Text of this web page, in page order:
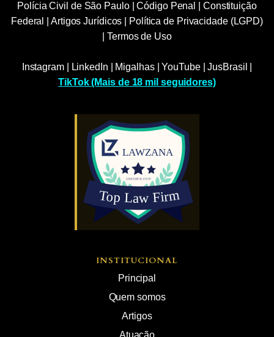
Polícia Civil de São Paulo|Código Penal
Constituição
Federal
Artigos Jurídicos
Política de Privacidade (LGPD)
|Termos de Uso
Instagram| LinkedIn Migalhas|YouTube|JusBrasil
TikTok (Mais de 18 mil seguidores)
INSTITUCIONAL
Principal
Quem somos
Artigos
Atuação